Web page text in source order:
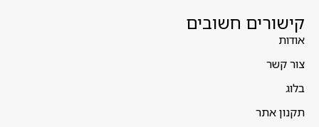
קישורים חשובים
אודות
צור קשר
בלוג
תקנון אתר